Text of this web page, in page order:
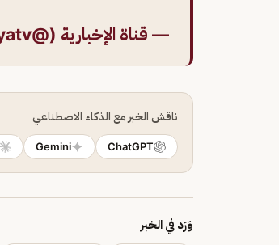
— قناة الإخبارية (@alekhbariyatv)
ناقش الخبر مع الذكاء الاصطناعي
ChatGPT
Gemini
وَرَد في الخبر